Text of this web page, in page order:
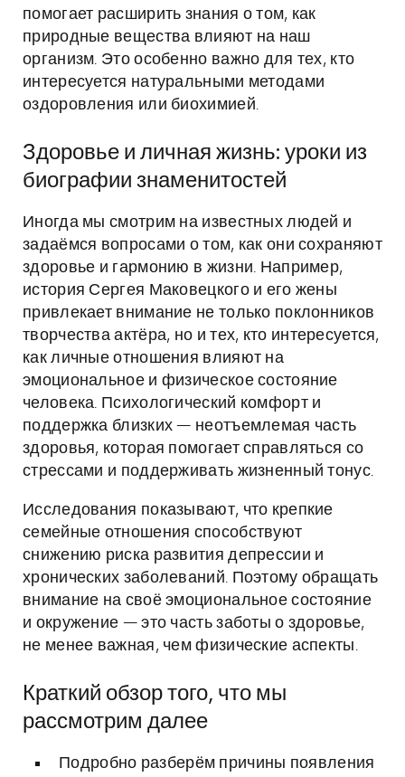
помогает расширить знания о том, как
природные вещества влияют на наш
организм. Это особенно важно для тех, кто
интересуется натуральными методами
оздоровления или биохимией.
Здоровье и личная жизнь: уроки из
биографии знаменитостей
Иногда мы смотрим на известных людей и
задаёмся вопросами о том, как они сохраняют
здоровье и гармонию в жизни. Например,
история Сергея Маковецкого и его жены
привлекает внимание не только поклонников
творчества актёра, но и тех, кто интересуется,
как личные отношения влияют на
эмоциональное и физическое состояние
человека. Психологический комфорт и
поддержка близких — неотъемлемая часть
здоровья, которая помогает справляться со
стрессами и поддерживать жизненный тонус.
Исследования показывают, что крепкие
семейные отношения способствуют
снижению риска развития депрессии и
хронических заболеваний. Поэтому обращать
внимание на своё эмоциональное состояние
и окружение — это часть заботы о здоровье,
не менее важная, чем физические аспекты.
Краткий обзор того, что мы
рассмотрим далее
Подробно разберём причины появления